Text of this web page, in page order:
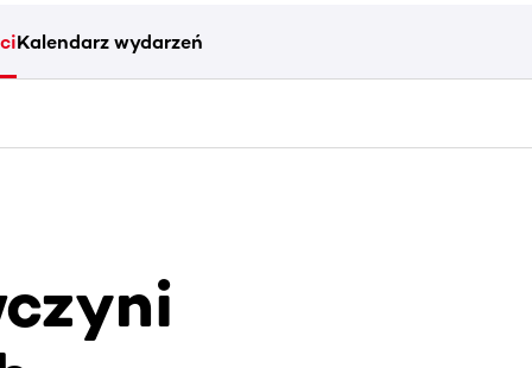
Kalendarz wydarzeń